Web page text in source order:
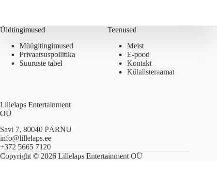
Üldtingimused
Müügitingimused
Privaatsuspoliitika
Suuruste tabel
Teenused
Meist
E-pood
Kontakt
Külalisteraamat
Lillelaps Entertainment
OÜ
Savi 7, 80040 PÄRNU
info@lillelaps.ee
+372 5665 7120
Copyright © 2026 Lillelaps Entertainment OÜ